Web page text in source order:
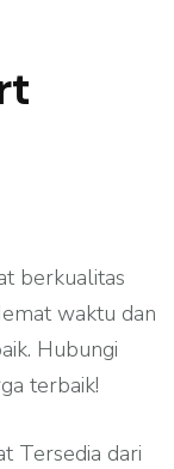
berkualitas
waktu dan
Hubungi
terbaik!
Tersedia dari